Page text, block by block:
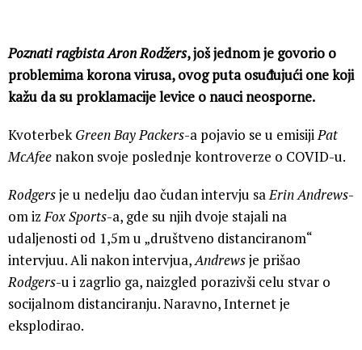
Poznati ragbista Aron Rodžers, još jednom je govorio o
problemima korona virusa, ovog puta osuđujući one koji
kažu da su proklamacije levice o nauci neosporne.
KvoterbekGreen Bay Packers-a pojavio se u emisijiPat
McAfee nakon svoje poslednje kontroverze o COVID-u.
Rodgersje u nedelju dao čudan intervju saErin Andrews-
om izFox Sports-a, gde su njih dvoje stajali na
udaljenosti od 1,5m u „društveno distanciranom“
intervjuu. Ali nakon intervjua,Andrewsje prišao
Rodgers-u i zagrlio ga, naizgled porazivši celu stvar o
socijalnom distanciranju. Naravno, Internet je
eksplodirao.